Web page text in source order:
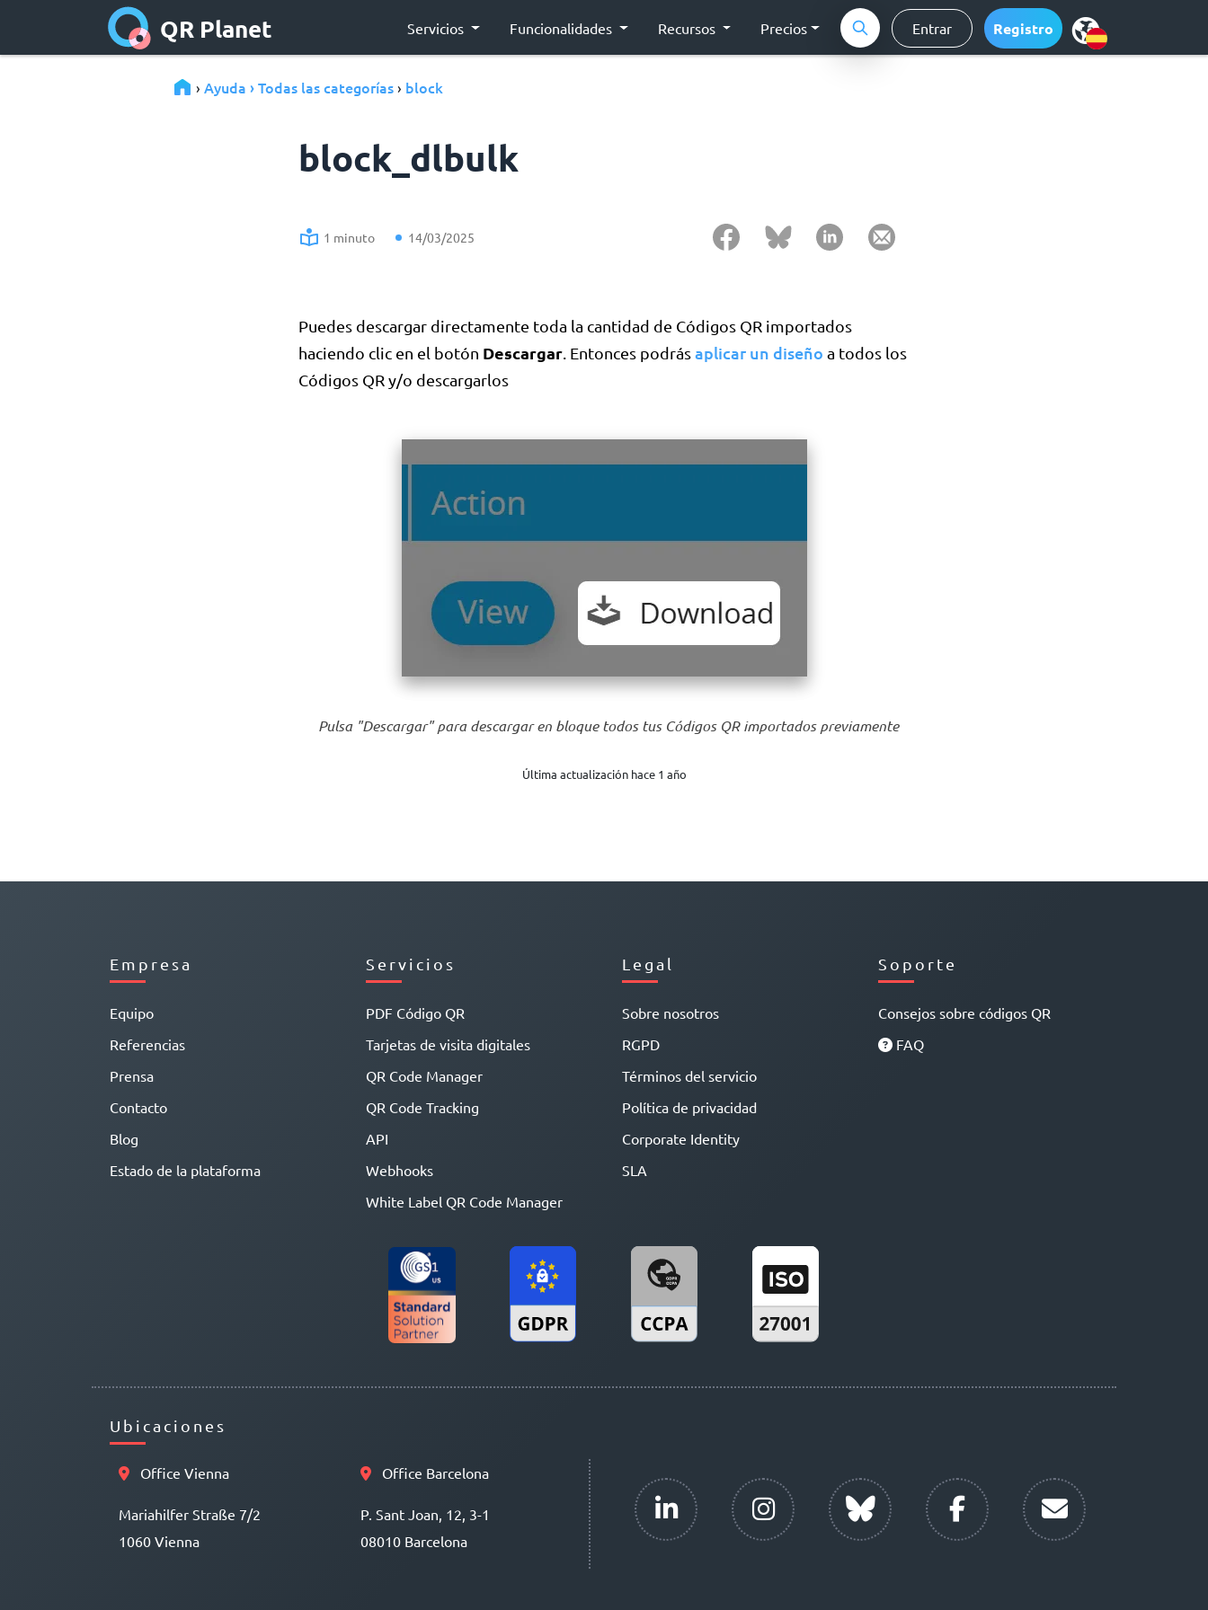
QR Planet Servicios Funcionalidades Recursos Precios Entrar Registro
› Ayuda › Todas las categorías › block
block_dlbulk
1 minuto 14/03/2025
Puedes descargar directamente toda la cantidad de Códigos QR importados
haciendo clic en el botón Descargar. Entonces podrásaplicar un diseño a todos los
Códigos QR y/o descargarlos
Pulsa "Descargar" para descargar en bloque todos tus Códigos QR importados previamente
Última actualización hace 1 año
Empresa
Equipo
Referencias
Prensa
Contacto
Blog
Estado de la plataforma
Servicios
PDF Código QR
Tarjetas de visita digitales
QR Code Manager
QR Code Tracking
API
Webhooks
White Label QR Code Manager
Legal
Sobre nosotros
RGPD
Términos del servicio
Política de privacidad
Corporate Identity
SLA
Soporte
Consejos sobre códigos QR
FAQ
Ubicaciones
Office Vienna
Mariahilfer Straße 7/2
1060 Vienna
Office Barcelona
P. Sant Joan, 12, 3-1
08010 Barcelona